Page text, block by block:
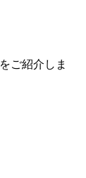
をご紹介しま